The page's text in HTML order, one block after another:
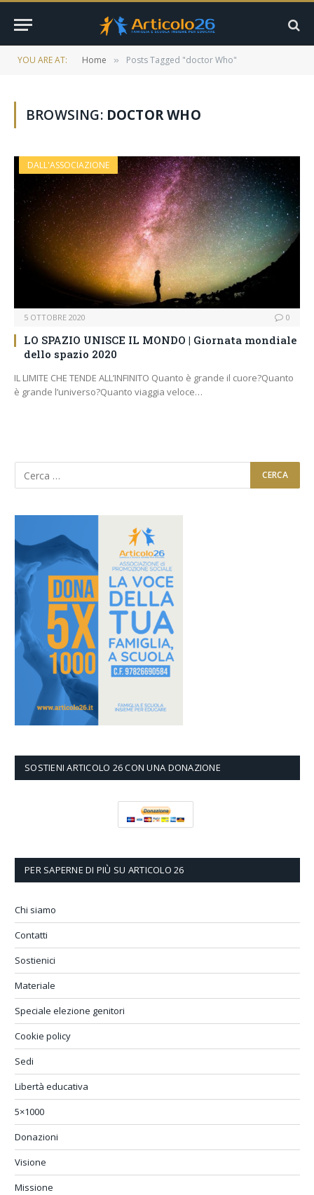
YOU ARE AT: Home » Posts Tagged "doctor Who"
BROWSING: DOCTOR WHO
DALL'ASSOCIAZIONE
5 OTTOBRE 2020 0
LO SPAZIO UNISCE IL MONDO | Giornata mondiale
dello spazio 2020
IL LIMITE CHE TENDE ALL’INFINITO Quanto è grande il cuore?Quanto
è grande l’universo?Quanto viaggia veloce…
SOSTIENI ARTICOLO 26 CON UNA DONAZIONE
PER SAPERNE DI PIÙ SU ARTICOLO 26
Chi siamo
Contatti
Sostienici
Materiale
Speciale elezione genitori
Cookie policy
Sedi
Libertà educativa
5×1000
Donazioni
Visione
Missione